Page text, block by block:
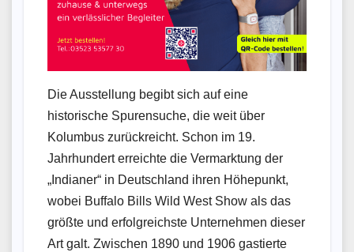
Die Ausstellung begibt sich auf eine
historische Spurensuche, die weit über
Kolumbus zurückreicht. Schon im 19.
Jahrhundert erreichte die Vermarktung der
„Indianer“ in Deutschland ihren Höhepunkt,
wobei Buffalo Bills Wild West Show als das
größte und erfolgreichste Unternehmen dieser
Art galt. Zwischen 1890 und 1906 gastierte